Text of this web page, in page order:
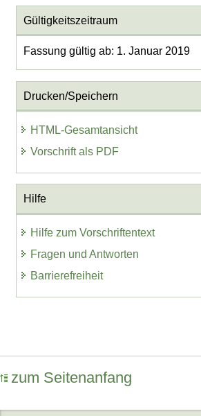
Gültigkeitszeitraum
Fassung gültig ab: 1. Januar 2019
Drucken/Speichern
HTML-Gesamtansicht
Vorschrift als PDF
Hilfe
Hilfe zum Vorschriftentext
Fragen und Antworten
Barrierefreiheit
zum Seitenanfang